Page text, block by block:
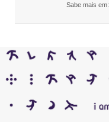
Sabe mais em: